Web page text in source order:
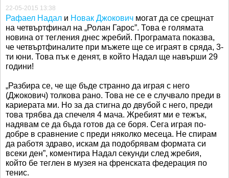
22-05-2015 13:38
Рафаел Надал и Новак Джокович могат да се срещнат
на четвъртфинал на „Ролан Гарос”. Това е голямата
новина от тегления днес жребий. Програмата показва,
че четвъртфиналите при мъжете ще се играят в сряда, 3-
ти юни. Това пък е денят, в който Надал ще навърши 29
години!
„Разбира се, че ще бъде странно да играя с него
(Джокович) толкова рано. Това не се е случвало преди в
кариерата ми. Но за да стигна до двубой с него, преди
това трябва да спечеля 4 мача. Жребият ми е тежък,
надявам се да бъда готов да се боря. Сега играя по-
добре в сравнение с преди няколко месеца. Не спирам
да работя здраво, искам да подобрявам формата си
всеки ден”, коментира Надал секунди след жребия,
който бе теглен в музея на френската федерация по
тенис.